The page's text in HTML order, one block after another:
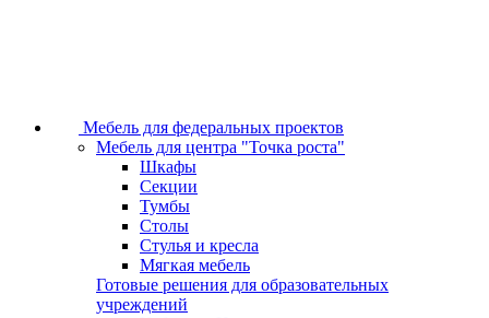
Мебель для федеральных проектов
Мебель для центра "Точка роста"
Шкафы
Секции
Тумбы
Столы
Стулья и кресла
Мягкая мебель
Готовые решения для образовательных
учреждений